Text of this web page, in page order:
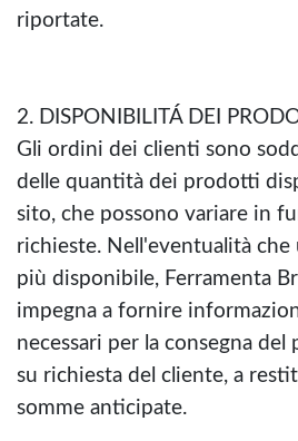
riportate.
2. DISPONIBILITÁ DEI
Gli ordini dei clienti sono
delle quantità dei prodotti
sito, che possono variare in
richieste. Nell'eventualità
più disponibile, Ferramenta
impegna a fornire
necessari per la consegna
su richiesta del cliente, a
somme anticipate.